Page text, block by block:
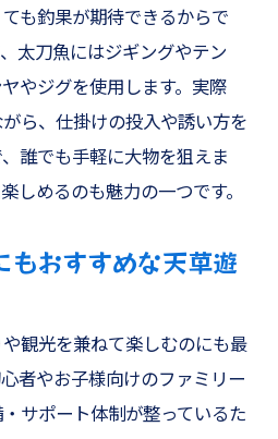
ぶアジング・テンヤ実践法
ス釣りとオキアミ五目の世
多彩な魚種を狙う楽しみ方
う簡単お手軽な釣りプラン
う観光と釣りの贅沢な時間
すめのキス釣り体験ガイド
快適な船釣りの一日
も釣果が期待できるからで
太刀魚にはジギングやテン
やジグを使用します。実際
ら、仕掛けの投入や誘い方を
誰でも手軽に大物を狙えま
しめるのも魅力の一つです。
もおすすめな天草遊
観光を兼ねて楽しむのにも最
者やお子様向けのファミリー
サポート体制が整っているた